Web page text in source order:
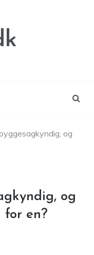
og
og
for en?